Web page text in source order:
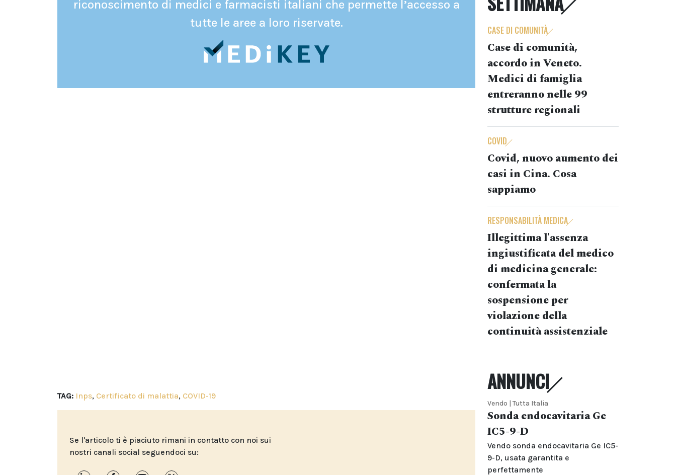
riconoscimento di medici e farmacisti italiani che permette l’accesso a
tutte le aree a loro riservate.
TAG: Inps, Certificato di malattia, COVID-19
Se l'articolo ti è piaciuto rimani in contatto con noi sui
nostri canali social seguendoci su:
CASE DI COMUNITÀ
Case di comunità,
accordo in Veneto.
Medici di famiglia
entreranno nelle 99
strutture regionali
COVID
Covid, nuovo aumento dei
casi in Cina. Cosa
sappiamo
RESPONSABILITÀ MEDICA
Illegittima l'assenza
ingiustificata del medico
di medicina generale:
confermata la
sospensione per
violazione della
continuità assistenziale
ANNUNCI
Vendo | Tutta Italia
Sonda endocavitaria Ge
IC5-9-D
Vendo sonda endocavitaria Ge IC5-
9-D, usata garantita e
perfettamente